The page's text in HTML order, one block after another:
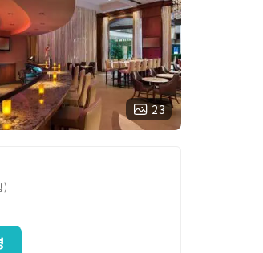
23
)